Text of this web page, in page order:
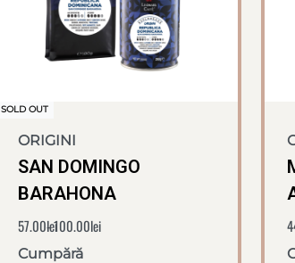
SOLD OUT
ORIGINI
SAN DOMINGO
BARAHONA
57.00lei100.00lei
Cumpără